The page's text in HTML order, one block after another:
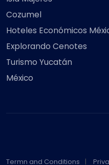
Cozumel
Hoteles Económicos
Explorando Cenotes
Turismo Yucatán
México
Termn and Conditions